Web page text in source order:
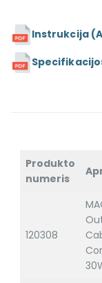
Instrukcija
Produkto
numeris
120308